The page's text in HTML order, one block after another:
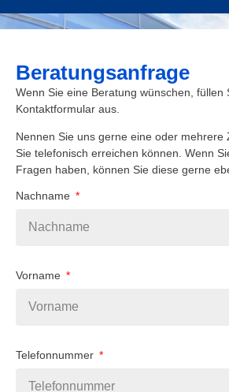
Beratungsanfrage
Wenn Sie eine Beratung wünschen, füllen
Kontaktformular aus.
Nennen Sie uns gerne eine oder mehrere
Sie telefonisch erreichen können. Wenn
Fragen haben, können Sie diese gerne
Nachname
Vorname
Telefonnummer